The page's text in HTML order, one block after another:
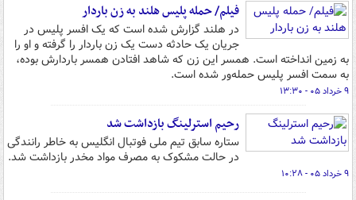
فیلم/ حمله پلیس هلند به زن باردار
در هلند گزارش شده است که یک افسر پلیس در
جریان یک حادثه دست یک زن باردار را گرفته و او را
به زمین انداخته است. همسر این زن که شاهد افتادن همسر باردارش بوده،
به سمت افسر پلیس حمله‌ور شده است.
۹ خرداد ۰۵ - ۱۳:۳۰
رحیم استرلینگ بازداشت شد
ستاره سابق تیم ملی فوتبال انگلیس به خاطر رانندگی
در حالت مشکوک به مصرف مواد مخدر بازداشت شد.
۹ خرداد ۰۵ - ۱۰:۲۸